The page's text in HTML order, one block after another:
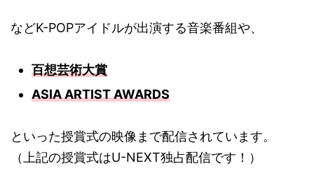
などK-POPアイドルが出演する音楽番組や、
百想芸術大賞
ASIA ARTIST AWARDS
といった授賞式の映像まで配信されています。
（上記の授賞式はU-NEXT独占配信です！）